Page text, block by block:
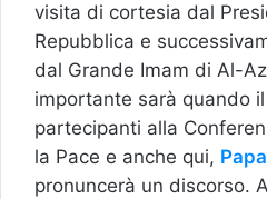
visita di cortesia dal
Repubblica e
dal Grande Imam di Al-
importante sarà quando
partecipanti alla
la Pace e anche qui,
pronuncerà un discorso.